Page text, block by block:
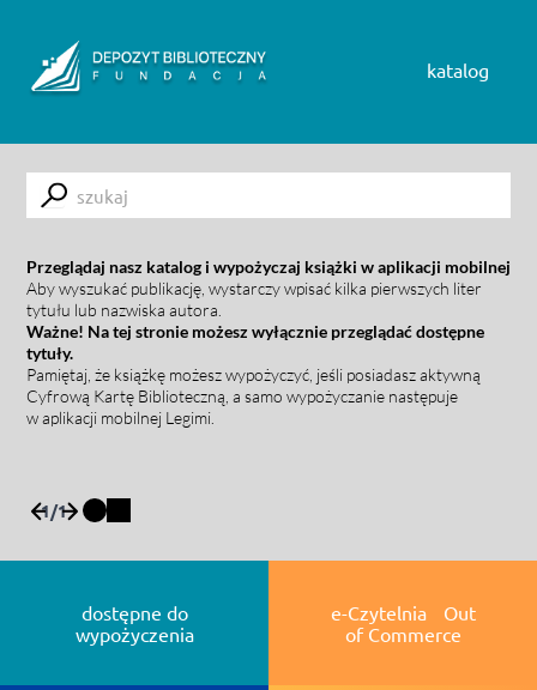
katalog
Submit
Przeglądaj nasz katalog i wypożyczaj książki w aplikacji mobilnej
Aby wyszukać publikację, wystarczy wpisać kilka pierwszych liter
tytułu lub nazwiska autora.
Ważne! Na tej stronie możesz wyłącznie przeglądać dostępne
tytuły.
Pamiętaj, że książkę możesz wypożyczyć, jeśli posiadasz aktywną
Cyfrową Kartę Biblioteczną, a samo wypożyczanie następuje
w aplikacji mobilnej Legimi.
1/1
dostępne do
wypożyczenia
e-Czytelnia Out
of Commerce